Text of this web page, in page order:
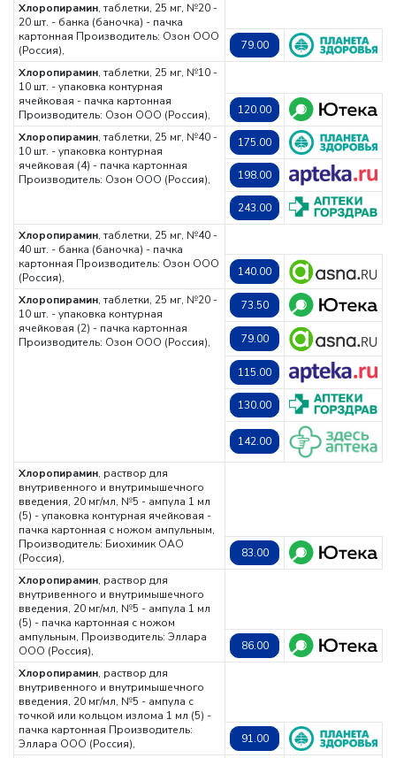
Хлоропирамин, таблетки, 25 мг, №20 -
20 шт. - банка (баночка) - пачка
картонная Производитель: Озон ООО
(Россия),
79.00
Хлоропирамин, таблетки, 25 мг, №10 -
10 шт. - упаковка контурная
ячейковая - пачка картонная
Производитель: Озон ООО (Россия),
120.00
Хлоропирамин, таблетки, 25 мг, №40 -
10 шт. - упаковка контурная
ячейковая (4) - пачка картонная
Производитель: Озон ООО (Россия),
175.00
198.00
243.00
Хлоропирамин, таблетки, 25 мг, №40 -
40 шт. - банка (баночка) - пачка
картонная Производитель: Озон ООО
(Россия),
140.00
Хлоропирамин, таблетки, 25 мг, №20 -
10 шт. - упаковка контурная
ячейковая (2) - пачка картонная
Производитель: Озон ООО (Россия),
73.50
79.00
115.00
130.00
142.00
Хлоропирамин, раствор для
внутривенного и внутримышечного
введения, 20 мг/мл, №5 - ампула 1 мл
(5) - упаковка контурная ячейковая -
пачка картонная с ножом ампульным,
Производитель: Биохимик ОАО
(Россия),
83.00
Хлоропирамин, раствор для
внутривенного и внутримышечного
введения, 20 мг/мл, №5 - ампула 1 мл
(5) - пачка картонная с ножом
ампульным, Производитель: Эллара
ООО (Россия),
86.00
Хлоропирамин, раствор для
внутривенного и внутримышечного
введения, 20 мг/мл, №5 - ампула с
точкой или кольцом излома 1 мл (5) -
пачка картонная Производитель:
Эллара ООО (Россия),
91.00